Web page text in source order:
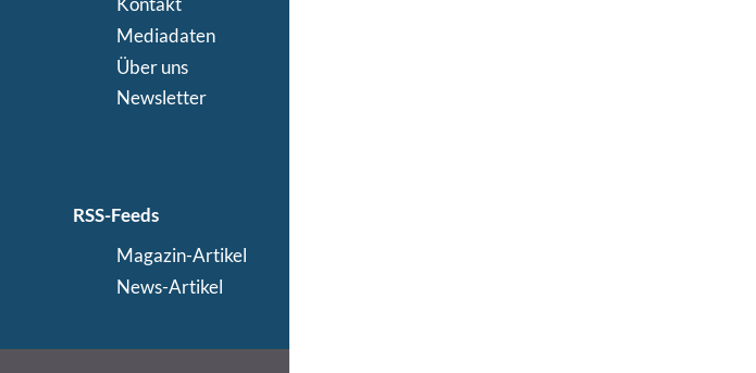
Mediadaten
Über uns
Newsletter
RSS-Feeds
Magazin-Artikel
News-Artikel